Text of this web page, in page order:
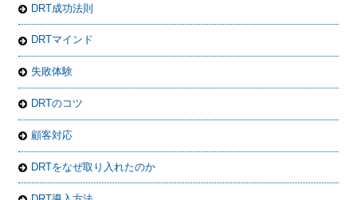
DRT成功法則
DRTマインド
失敗体験
DRTのコツ
顧客対応
DRTをなぜ取り入れたのか